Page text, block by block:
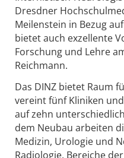
Dresdner
Meilenstein in Bezug
bietet auch exzellente
Forschung und Lehre
Reichmann.
Das DINZ bietet Raum
vereint fünf Kliniken
auf zehn
dem Neubau arbeiten
Medizin, Urologie und
Radiologie, Bereiche